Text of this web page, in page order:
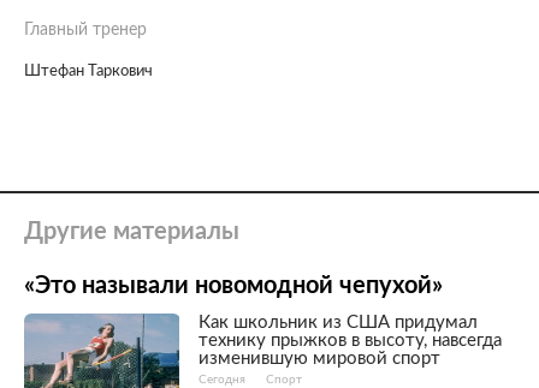
Главный тренер
Штефан Таркович
Другие материалы
«Это называли новомодной чепухой»
Как школьник из США придумал
технику прыжков в высоту, навсегда
изменившую мировой спорт
Сегодня Спорт